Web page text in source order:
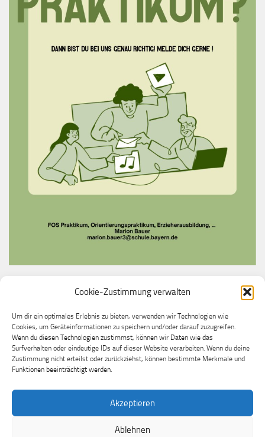
Cookie-Zustimmung verwalten
Um dir ein optimales Erlebnis zu bieten, verwenden wir Technologien wie
Cookies, um Geräteinformationen zu speichern und/oder darauf zuzugreifen.
Wenn du diesen Technologien zustimmst, können wir Daten wie das
Surfverhalten oder eindeutige IDs auf dieser Website verarbeiten. Wenn du deine
Zustimmung nicht erteilst oder zurückziehst, können bestimmte Merkmale und
Funktionen beeinträchtigt werden.
Akzeptieren
Ablehnen
Melde dich gerne bei unserer Praktikumslehrkraft
Frau Marion Bauer
Grundschule Mühldorf a.Inn-Altmühldorf © 2026. Alle Rechte